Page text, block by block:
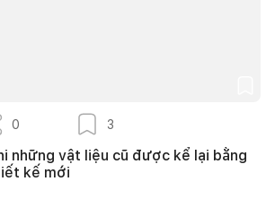
0 3
những vật liệu cũ được kể lại bằng
kế mới